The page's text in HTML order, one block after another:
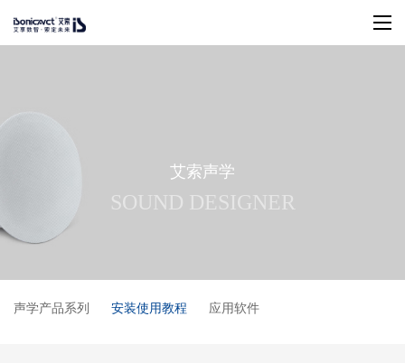
艾索声学
SOUND DESIGNE R
声学产品系列 安装使用教程 应用软件